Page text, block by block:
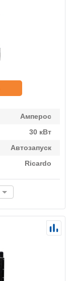
Амперос
30 кВт
Автозапуск
Ricardo